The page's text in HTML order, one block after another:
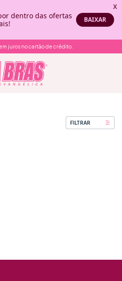
juros no cartão de crédito.
FILTRAR